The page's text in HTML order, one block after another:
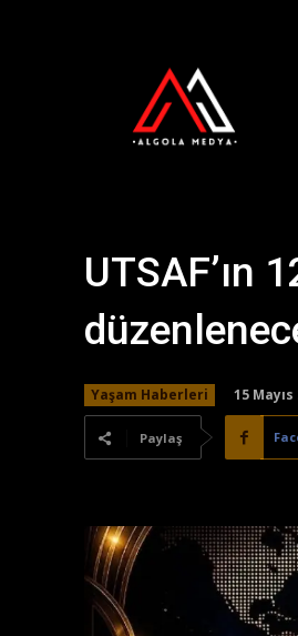
UTSAF’ın
Yaşam Haberleri 15 Mayıs
Paylaş